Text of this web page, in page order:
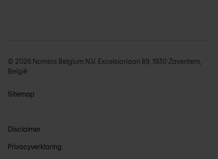
© 2026 Nomios Belgium N.V. Excelsiorlaan 89, 1930 Zaventem,
België
Sitemap
Disclaimer
Privacyverklaring